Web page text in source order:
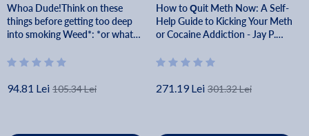
Whoa Dude!Think on these
things before getting too deep
into smoking Weed*: *or what
us about the harmful effects -
94.81 Lei 105.34 Lei
How to Quit Meth Now: A Self-
Help Guide to Kicking Your Meth
or Cocaine Addiction - Jay P.
271.19 Lei 301.32 Lei